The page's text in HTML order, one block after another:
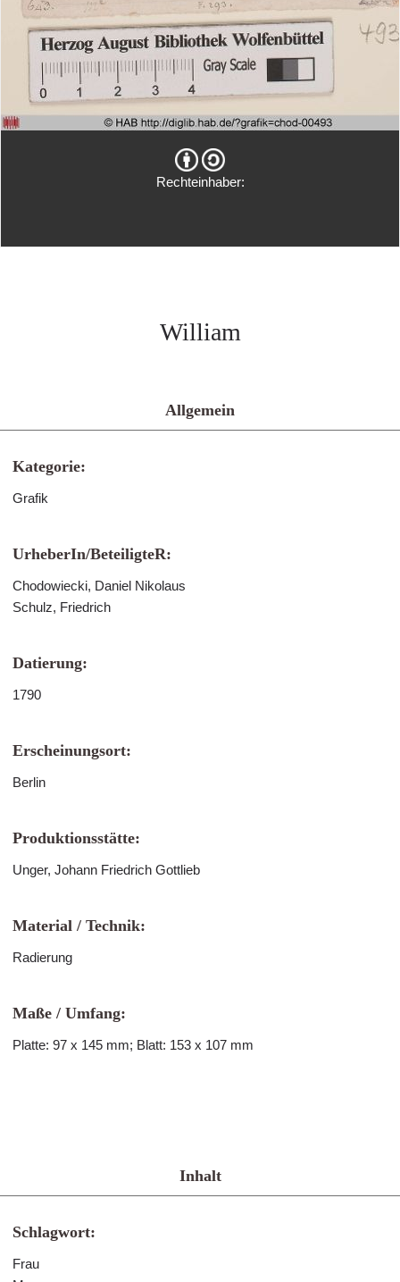
Rechteinhaber:
William
Allgemein
Kategorie:
Grafik
UrheberIn/BeteiligteR:
Chodowiecki, Daniel Nikolaus
Schulz, Friedrich
Datierung:
1790
Erscheinungsort:
Berlin
Produktionsstätte:
Unger, Johann Friedrich Gottlieb
Material / Technik:
Radierung
Maße / Umfang:
Platte: 97 x 145 mm; Blatt: 153 x 107 mm
Inhalt
Schlagwort:
Frau